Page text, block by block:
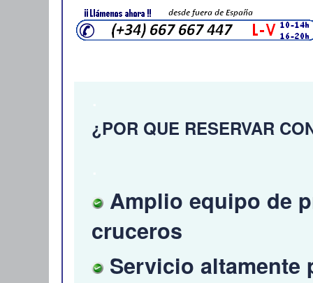
¿POR QUE RESERVAR
Amplio equipo de
cruceros
Servicio altamente